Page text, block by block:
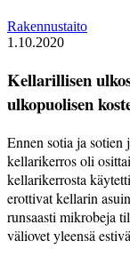
Rakennustaito
1.10.2020
Kellarillisen
ulkopuolisen
Ennen sotia ja sotien
kellarikerros oli
kellarikerrosta
erottivat kellarin
runsaasti mikrobeja
väli­ovet yleensä